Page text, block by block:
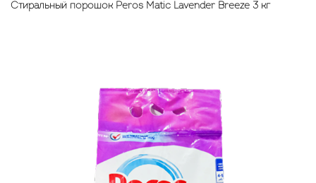
Стиральный порошок Peros Matic Lavender Breeze 3 кг